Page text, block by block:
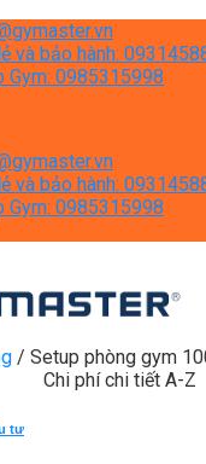
và bảo hành:
Gym: 0985315998
và bảo hành:
Gym: 0985315998
/ Setup phòng gym
Chi phí chi tiết A-Z
tư